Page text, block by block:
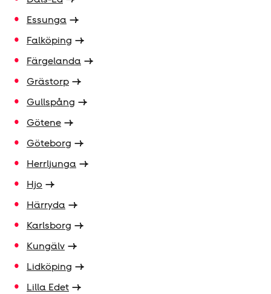
Essunga
Falköping
Färgelanda
Grästorp
Gullspång
Götene
Göteborg
Herrljunga
Hjo
Härryda
Karlsborg
Kungälv
Lidköping
Lilla Edet